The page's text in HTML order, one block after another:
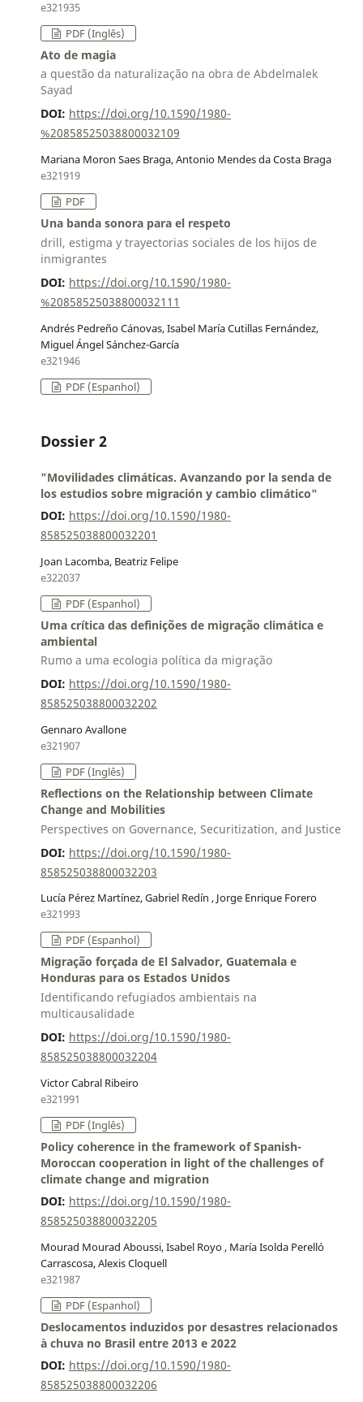
e321935
PDF (Inglês)
Ato de magia
a questão da naturalização na obra de Abdelmalek
Sayad
DOI: https://doi.org/10.1590/1980-
%20858525038800032109
Mariana Moron Saes Braga, Antonio Mendes da Costa Braga
e321919
PDF
Una banda sonora para el respeto
drill, estigma y trayectorias sociales de los hijos de
inmigrantes
DOI: https://doi.org/10.1590/1980-
%20858525038800032111
Andrés Pedreño Cánovas, Isabel María Cutillas Fernández,
Miguel Ángel Sánchez-García
e321946
PDF (Espanhol)
Dossier 2
"Movilidades climáticas. Avanzando por la senda de
los estudios sobre migración y cambio climático"
DOI: https://doi.org/10.1590/1980-
858525038800032201
Joan Lacomba, Beatriz Felipe
e322037
PDF (Espanhol)
Uma crítica das definições de migração climática e
ambiental
Rumo a uma ecologia política da migração
DOI: https://doi.org/10.1590/1980-
858525038800032202
Gennaro Avallone
e321907
PDF (Inglês)
Reflections on the Relationship between Climate
Change and Mobilities
Perspectives on Governance, Securitization, and Justice
DOI: https://doi.org/10.1590/1980-
858525038800032203
Lucía Pérez Martínez, Gabriel Redín , Jorge Enrique Forero
e321993
PDF (Espanhol)
Migração forçada de El Salvador, Guatemala e
Honduras para os Estados Unidos
Identificando refugiados ambientais na
multicausalidade
DOI: https://doi.org/10.1590/1980-
858525038800032204
Victor Cabral Ribeiro
e321991
PDF (Inglês)
Policy coherence in the framework of Spanish-
Moroccan cooperation in light of the challenges of
climate change and migration
DOI: https://doi.org/10.1590/1980-
858525038800032205
Mourad Mourad Aboussi, Isabel Royo , María Isolda Perelló
Carrascosa, Alexis Cloquell
e321987
PDF (Espanhol)
Deslocamentos induzidos por desastres relacionados
à chuva no Brasil entre 2013 e 2022
DOI: https://doi.org/10.1590/1980-
858525038800032206